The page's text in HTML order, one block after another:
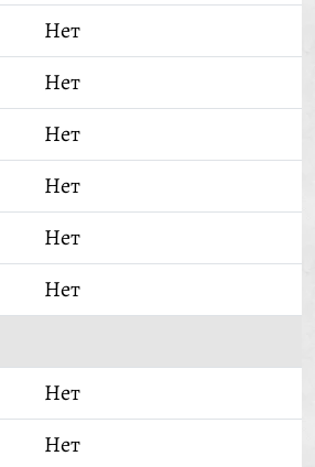
Нет
Нет
Нет
Нет
Нет
Нет
Нет
Нет